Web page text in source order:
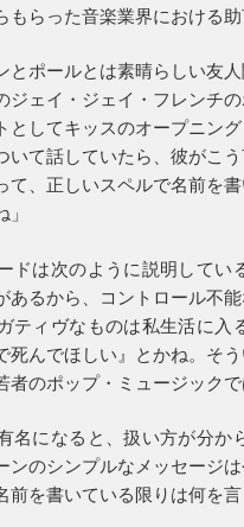
もらった音楽業界における助
とポールとは素晴らしい友
ジェイ・ジェイ・フレンチ
としてキッスのオープニン
いて話していたら、彼がこ
て、正しいスペルで名前を
ドは次のように説明して
あるから、コントロール不
ティヴなものは私生活に
死んでほしい』とかね。そ
者のポップ・ミュージック
名になると、扱い方が分
ンのシンプルなメッセージ
前を書いている限りは何を